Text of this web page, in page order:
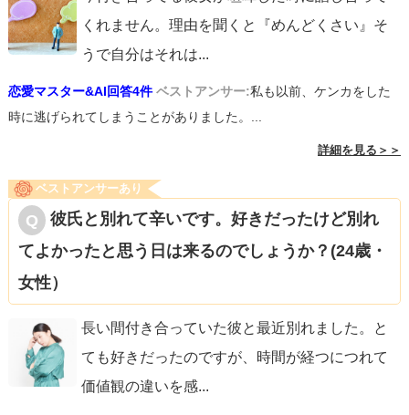
くれません。理由を聞くと『めんどくさい』そ
うで自分はそれは...
恋愛マスター&AI回答4件 ベストアンサー:私も以前、ケンカをした
時に逃げられてしまうことがありました。...
詳細を見る＞＞
ベストアンサーあり
彼氏と別れて辛いです。好きだったけど別れ
てよかったと思う日は来るのでしょうか？(24歳・
女性）
長い間付き合っていた彼と最近別れました。と
ても好きだったのですが、時間が経つにつれて
価値観の違いを感...